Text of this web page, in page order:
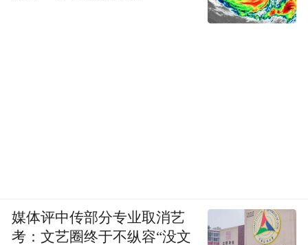
媒体评中传部分专业取消艺
考：文艺圈终于不纵容“没文